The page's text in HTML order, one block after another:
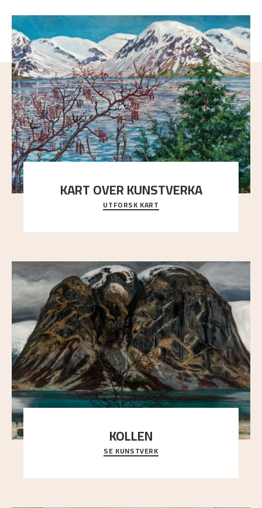
KART OVER KUNSTVERKA
Utforsk stedene og utsiktene i Astrups malerier
UTFORSK KART
KOLLEN
Et ruvende fjell dominerer bildeflaten, og står i
sterk kontrast til det spinkle rognetreet ute
SE KUNSTVERK